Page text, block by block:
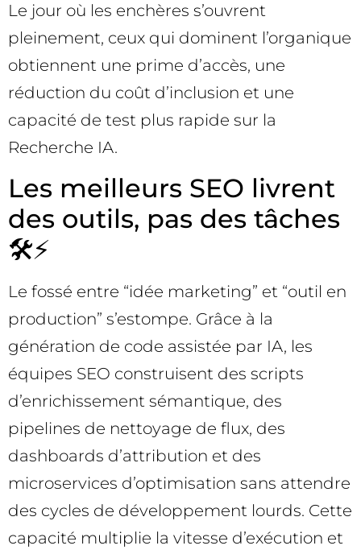
Le jour où les enchères s’ouvrent
pleinement, ceux qui dominent l’organique
obtiennent une prime d’accès, une
réduction du coût d’inclusion et une
capacité de test plus rapide sur la
Recherche IA.
Les meilleurs SEO livrent
des outils, pas des tâches
🛠️⚡
Le fossé entre “idée marketing” et “outil en
production” s’estompe. Grâce à la
génération de code assistée par IA, les
équipes SEO construisent des scripts
d’enrichissement sémantique, des
pipelines de nettoyage de flux, des
dashboards d’attribution et des
microservices d’optimisation sans attendre
des cycles de développement lourds. Cette
capacité multiplie la vitesse d’exécution et